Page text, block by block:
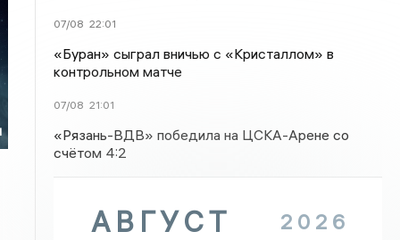
07/08 22:01
«Буран» сыграл вничью с «Кристаллом» в
контрольном матче
07/08 21:01
«Рязань-ВДВ» победила на ЦСКА-Арене со
счётом 4:2
АВГУСТ 2026